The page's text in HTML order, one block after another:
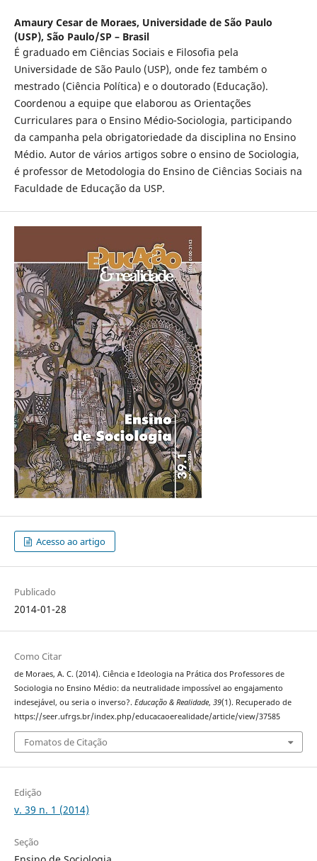
Amaury Cesar de Moraes, Universidade de São Paulo
(USP), São Paulo/SP – Brasil
É graduado em Ciências Sociais e Filosofia pela
Universidade de São Paulo (USP), onde fez também o
mestrado (Ciência Política) e o doutorado (Educação).
Coordenou a equipe que elaborou as Orientações
Curriculares para o Ensino Médio-Sociologia, participando
da campanha pela obrigatoriedade da disciplina no Ensino
Médio. Autor de vários artigos sobre o ensino de Sociologia,
é professor de Metodologia do Ensino de Ciências Sociais na
Faculdade de Educação da USP.
Acesso ao artigo
Publicado
2014-01-28
Como Citar
de Moraes, A. C. (2014). Ciência e Ideologia na Prática dos Professores de
Sociologia no Ensino Médio: da neutralidade impossível ao engajamento
indesejável, ou seria o inverso?. Educação & Realidade, 39(1). Recuperado de
https://seer.ufrgs.br/index.php/educacaoerealidade/article/view/37585
Fomatos de Citação
Edição
v. 39 n. 1 (2014)
Seção